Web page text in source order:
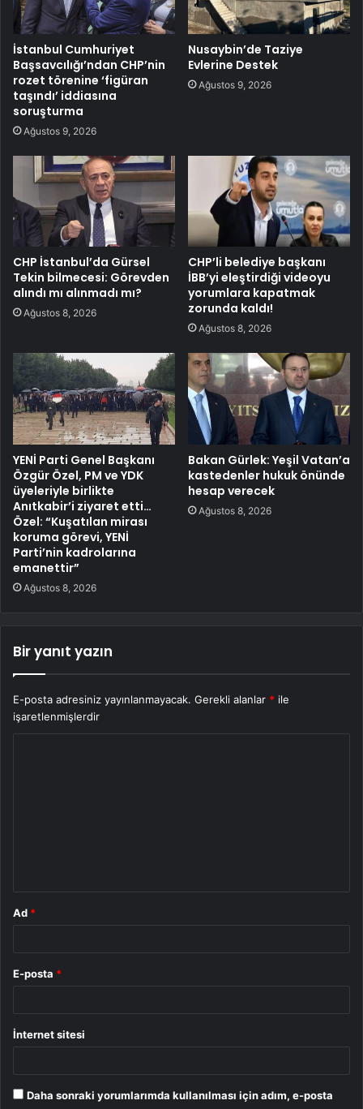
İstanbul Cumhuriyet
Başsavcılığı’ndan CHP’nin
rozet törenine ‘figüran
taşındı’ iddiasına
soruşturma
Ağustos 9, 2026
Nusaybin’de Taziye
Evlerine Destek
Ağustos 9, 2026
CHP İstanbul’da Gürsel
Tekin bilmecesi: Görevden
alındı mı alınmadı mı?
Ağustos 8, 2026
CHP’li belediye başkanı
İBB’yi eleştirdiği videoyu
yorumlara kapatmak
zorunda kaldı!
Ağustos 8, 2026
YENİ Parti Genel Başkanı
Özgür Özel, PM ve YDK
üyeleriyle birlikte
Anıtkabir’i ziyaret etti…
Özel: “Kuşatılan mirası
koruma görevi, YENİ
Parti’nin kadrolarına
emanettir”
Ağustos 8, 2026
Bakan Gürlek: Yeşil Vatan’a
kastedenler hukuk önünde
hesap verecek
Ağustos 8, 2026
Bir yanıt yazın
E-posta adresiniz yayınlanmayacak. Gerekli alanlar * ile
işaretlenmişlerdir
Ad *
E-posta *
İnternet sitesi
Daha sonraki yorumlarımda kullanılması için adım, e-posta